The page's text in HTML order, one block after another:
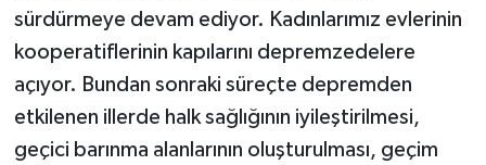
sürdürmeye devam ediyor. Kadınlarımız evlerinin
kooperatiflerinin kapılarını depremzedelere
açıyor. Bundan sonraki süreçte depremden
etkilenen illerde halk sağlığının iyileştirilmesi,
geçici barınma alanlarının oluşturulması, geçim